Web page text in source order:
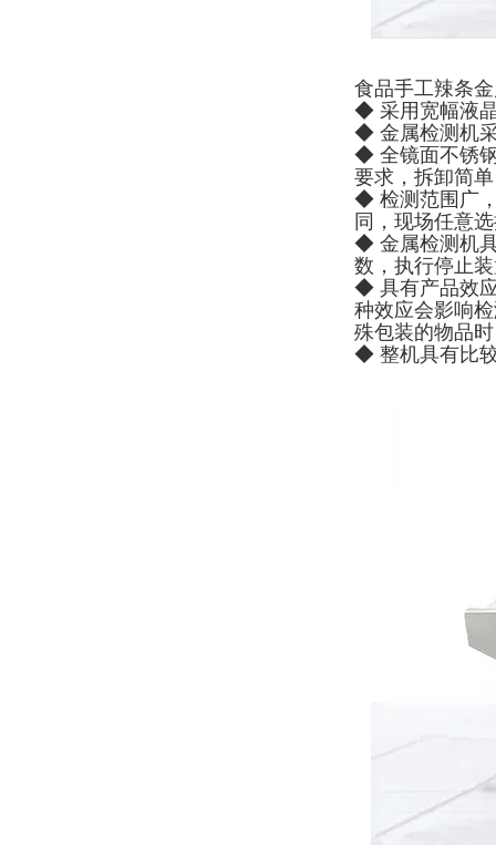
食品手工辣条
◆ 采用宽幅液
◆ 金属检测机
◆ 全镜面不锈
要求，拆卸简
◆ 检测范围广
同，现场任意
◆ 金属检测机
数，执行停止
◆ 具有产品效
种效应会影响
殊包装的物品
◆ 整机具有比